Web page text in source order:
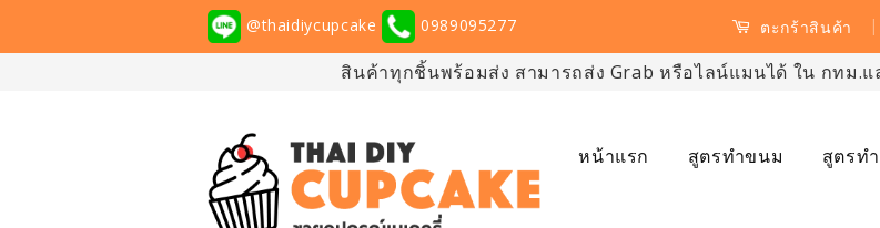
@thaidiycupcake 0989095277 ตะกร้าสินค้า |
สินค้าทุกชิ้นพร้อมส่ง สามารถส่ง Grab หรือไลน์แมนได้ ใน กทม.แ
หน้าแรก สูตรทำขนม สูตรท